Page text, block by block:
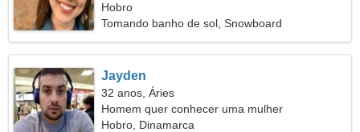
Hobro
Tomando banho de sol, Snowboard
Jayden
32 anos, Áries
Homem quer conhecer uma mulher
Hobro, Dinamarca